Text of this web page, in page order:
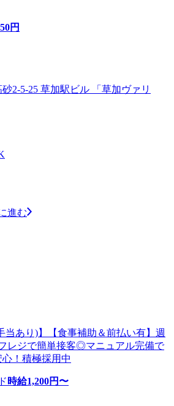
円
2-5-25 草加駅ビル 「草加ヴァリ
進む
当あり)】【食事補助＆前払い有】週
レジで簡単接客◎マニュアル完備で
！積極採用中
時給1,200円〜